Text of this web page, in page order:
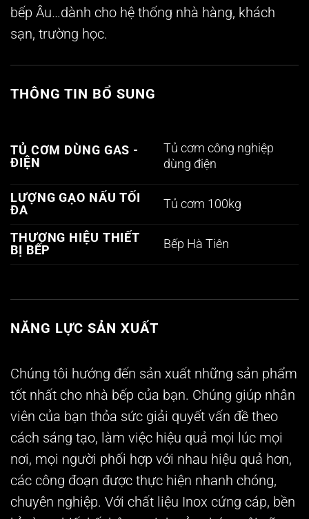
bếp Âu…dành cho hệ thống nhà hàng, khách
sạn, trường học.
THÔNG TIN BỔ SUNG
TỦ CƠM DÙNG GAS -
ĐIỆN
Tủ cơm công nghiệp
dùng điện
LƯỢNG GẠO NẤU TỐI
ĐA
Tủ cơm 100kg
THƯƠNG HIỆU THIẾT
BỊ BẾP
Bếp Hà Tiên
NĂNG LỰC SẢN XUẤT
Chúng tôi hướng đến sản xuất những sản phẩm
tốt nhất cho nhà bếp của bạn. Chúng giúp nhân
viên của bạn thỏa sức giải quyết vấn đề theo
cách sáng tạo, làm việc hiệu quả mọi lúc mọi
nơi, mọi người phối hợp với nhau hiệu quả hơn,
các công đoạn được thực hiện nhanh chóng,
chuyên nghiệp. Với chất liệu Inox cứng cáp, bền